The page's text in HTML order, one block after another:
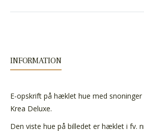
INFORMATION
E-opskrift på hæklet hue med
Krea Deluxe.
Den viste hue på billedet er hæklet i fv.